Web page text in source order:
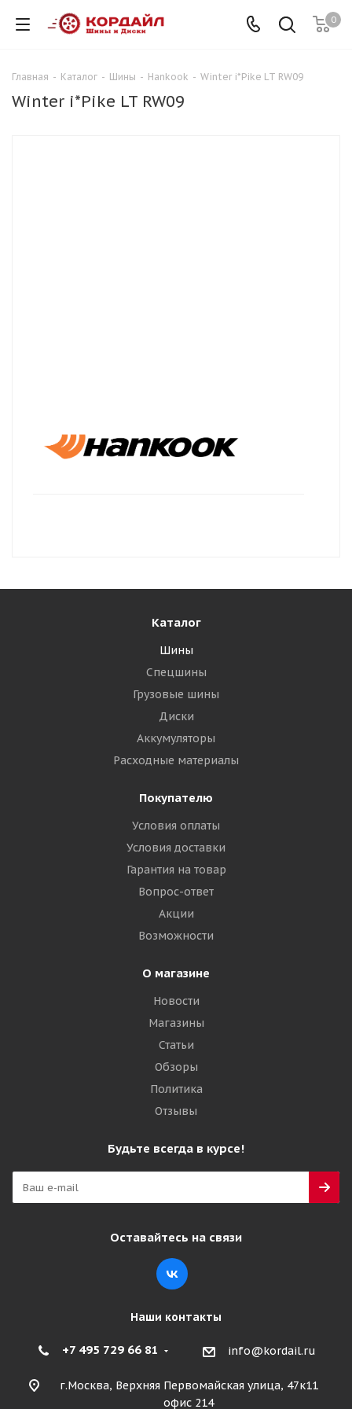
0
Главная - Каталог - Шины - Hankook - Winter i*Pike LT RW09
Winter i*Pike LT RW09
Каталог
Шины
Спецшины
Грузовые шины
Диски
Аккумуляторы
Расходные материалы
Покупателю
Условия оплаты
Условия доставки
Гарантия на товар
Вопрос-ответ
Акции
Возможности
О магазине
Новости
Магазины
Статьи
Обзоры
Политика
Отзывы
Будьте всегда в курсе!
Оставайтесь на связи
Наши контакты
+7 495 729 66 81 info@kordail.ru
г.Москва, Верхняя Первомайская улица, 47к11
офис 214